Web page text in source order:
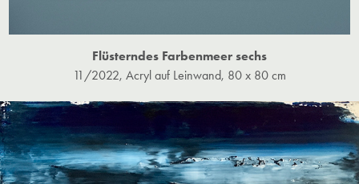
Flüsterndes Farbenmeer sechs
11/2022, Acryl auf Leinwand, 80 x 80 cm​​​​​​​